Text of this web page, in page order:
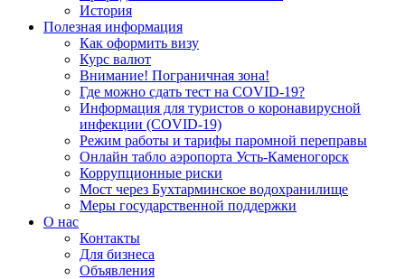
История
Полезная информация
Как оформить визу
Курс валют
Внимание! Пограничная зона!
Где можно сдать тест на COVID-19?
Информация для туристов о коронавирусной
инфекции (COVID-19)
Режим работы и тарифы паромной переправы
Онлайн табло аэропорта Усть-Каменогорск
Коррупционные риски
Мост через Бухтарминское водохранилище
Меры государственной поддержки
О нас
Контакты
Для бизнеса
Объявления